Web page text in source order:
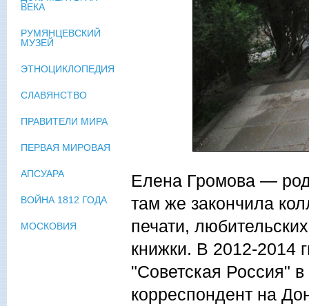
Елена Громова —
там же закончила
печати,
книжки. В 2012-2014
"Советская Россия"
корреспондент на
ВЕКА
РУМЯНЦЕВСКИЙ
МУЗЕЙ
ЭТНОЦИКЛОПЕДИЯ
СЛАВЯНСТВО
ПРАВИТЕЛИ МИРА
ПЕРВАЯ МИРОВАЯ
АПСУАРА
ВОЙНА 1812 ГОДА
МОСКОВИЯ